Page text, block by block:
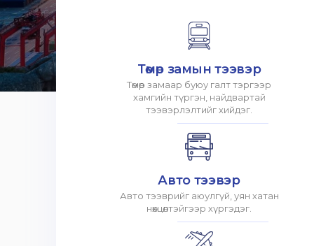
Төмөр замын тээвэр
Төмөр замаар буюу галт тэргээр
хамгийн түргэн, найдвартай
тээвэрлэлтийг хийдэг.
Авто тээвэр
Авто тээврийг аюулгүй, уян хатан
нөхцөлтэйгээр хүргэдэг.